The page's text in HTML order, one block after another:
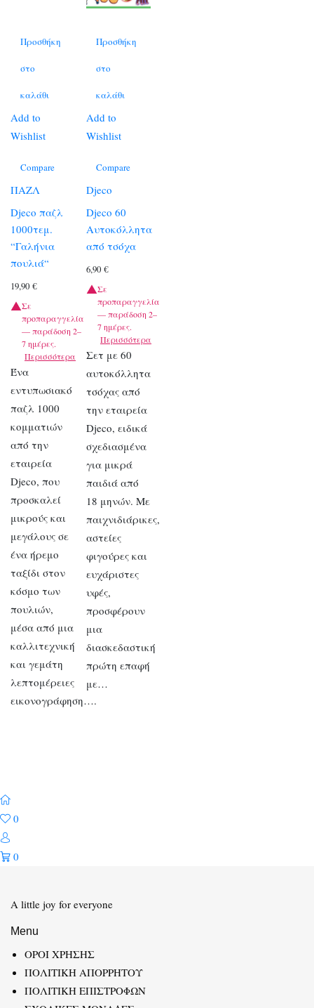
Προσθήκη
στο
καλάθι
Add to
Wishlist
Compare
ΠΑΖΛ
Djeco παζλ
1000τεμ.
“Γαλήνια
πουλιά“
19,90 €
Σε
προπαραγγελία
— παράδοση 2–
7 ημέρες.
Περισσότερα
Ένα
εντυπωσιακό
παζλ 1000
κομματιών
από την
εταιρεία
Djeco, που
προσκαλεί
μικρούς και
μεγάλους σε
ένα ήρεμο
ταξίδι στον
κόσμο των
πουλιών,
μέσα από μια
καλλιτεχνική
και γεμάτη
λεπτομέρειες
εικονογράφηση….
Προσθήκη
στο
καλάθι
Add to
Wishlist
Compare
Djeco
Djeco 60
Αυτοκόλλητα
από τσόχα
6,90€
Σε
προπαραγγελία
— παράδοση 2–
7 ημέρες.
Περισσότερα
Σετ με 60
αυτοκόλλητα
τσόχας από
την εταιρεία
Djeco, ειδικά
σχεδιασμένα
για μικρά
παιδιά από
18 μηνών. Με
παιχνιδιάρικες,
αστείες
φιγούρες και
ευχάριστες
υφές,
προσφέρουν
μια
διασκεδαστική
πρώτη επαφή
με…
0
0
A little joy for everyone
Menu
ΟΡΟΙ ΧΡΗΣΗΣ
ΠΟΛΙΤΙΚΗ ΑΠΟΡΡΗΤΟΥ
ΠΟΛΙΤΙΚΗ ΕΠΙΣΤΡΟΦΩΝ